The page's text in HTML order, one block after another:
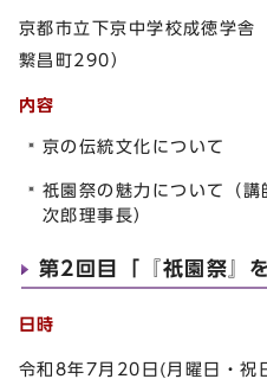
京都市立下京中学校成徳学
繋昌町290）
内容
京の伝統文化について
祇園祭の魅力について（
次郎理事長）
第2回目「『祇園祭』
日時
令和8年7月20日(月曜日・